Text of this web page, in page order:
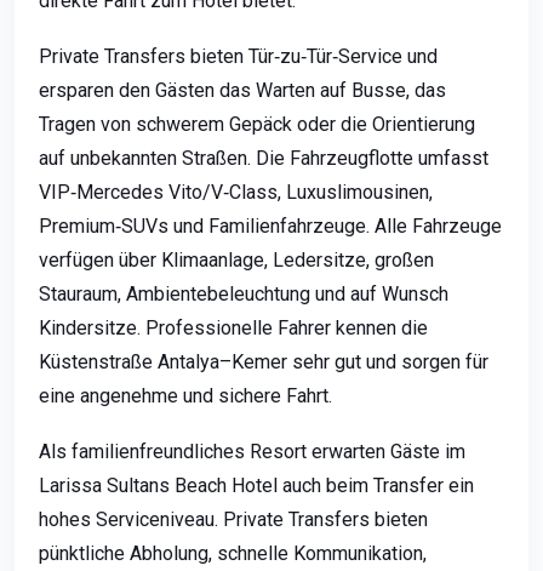
Private Transfers bieten Tür‑zu‑Tür‑Service und
ersparen den Gästen das Warten auf Busse, das
Tragen von schwerem Gepäck oder die Orientierung
auf unbekannten Straßen. Die Fahrzeugflotte umfasst
VIP‑Mercedes Vito/V‑Class, Luxuslimousinen,
Premium‑SUVs und Familienfahrzeuge. Alle Fahrzeuge
verfügen über Klimaanlage, Ledersitze, großen
Stauraum, Ambientebeleuchtung und auf Wunsch
Kindersitze. Professionelle Fahrer kennen die
Küstenstraße Antalya–Kemer sehr gut und sorgen für
eine angenehme und sichere Fahrt.
Als familienfreundliches Resort erwarten Gäste im
Larissa Sultans Beach Hotel auch beim Transfer ein
hohes Serviceniveau. Private Transfers bieten
pünktliche Abholung, schnelle Kommunikation,